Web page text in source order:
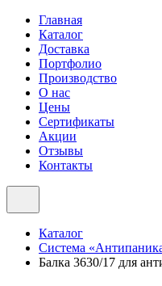
Главная
Каталог
Доставка
Портфолио
Производство
О нас
Цены
Сертификаты
Акции
Отзывы
Контакты
Каталог
Система
Балка 3630/17 для